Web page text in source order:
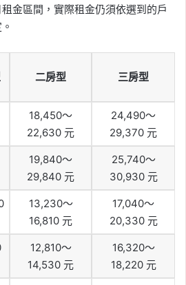
金區間，實際租金仍須依選到的戶
二房型 三房型
18,450～
22,630 元
24,490～
29,370 元
19,840～
29,840 元
25,740～
30,930 元
13,230～
16,810 元
17,040～
20,330 元
12,810～
14,530 元
16,320～
18,220 元